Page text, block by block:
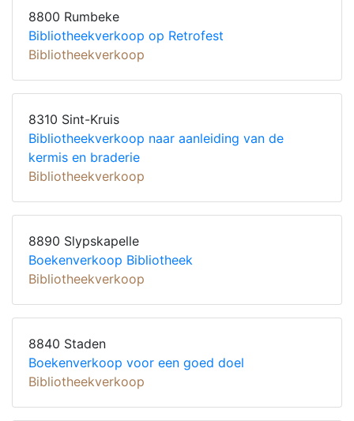
8800 Rumbeke
Bibliotheekverkoop op Retrofest
Bibliotheekverkoop
8310 Sint-Kruis
Bibliotheekverkoop naar aanleiding van de
kermis en braderie
Bibliotheekverkoop
8890 Slypskapelle
Boekenverkoop Bibliotheek
Bibliotheekverkoop
8840 Staden
Boekenverkoop voor een goed doel
Bibliotheekverkoop